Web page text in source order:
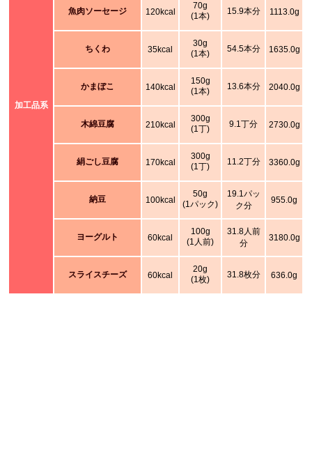
加工品系
魚肉ソーセージ 120kcal
70g
(1本)
15.9本分 1113.0g
ちくわ 35kcal
30g
(1本)
54.5本分 1635.0g
かまぼこ 140kcal
150g
(1本)
13.6本分 2040.0g
木綿豆腐 210kcal
300g
(1丁)
9.1丁分 2730.0g
絹ごし豆腐 170kcal
300g
(1丁)
11.2丁分 3360.0g
納豆 100kcal
50g
(1パック)
19.1パッ
ク分
955.0g
ヨーグルト 60kcal
100g
(1人前)
31.8人前
分
3180.0g
スライスチーズ 60kcal
20g
(1枚)
31.8枚分 636.0g